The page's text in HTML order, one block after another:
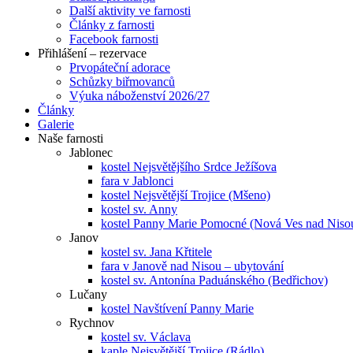
Další aktivity ve farnosti
Články z farnosti
Facebook farnosti
Přihlášení – rezervace
Prvopáteční adorace
Schůzky biřmovanců
Výuka náboženství 2026/27
Články
Galerie
Naše farnosti
Jablonec
kostel Nejsvětějšího Srdce Ježíšova
fara v Jablonci
kostel Nejsvětější Trojice (Mšeno)
kostel sv. Anny
kostel Panny Marie Pomocné (Nová Ves nad
Janov
kostel sv. Jana Křtitele
fara v Janově nad Nisou – ubytování
kostel sv. Antonína Paduánského (Bedřichov)
Lučany
kostel Navštívení Panny Marie
Rychnov
kostel sv. Václava